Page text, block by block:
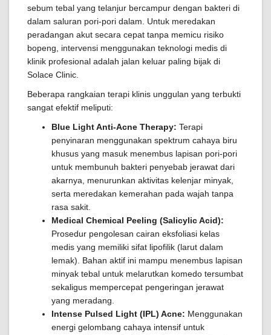
sebum tebal yang telanjur bercampur dengan bakteri di
dalam saluran pori-pori dalam. Untuk meredakan
peradangan akut secara cepat tanpa memicu risiko
bopeng, intervensi menggunakan teknologi medis di
klinik profesional adalah jalan keluar paling bijak di
Solace Clinic.
Beberapa rangkaian terapi klinis unggulan yang terbukti
sangat efektif meliputi:
Blue Light Anti-Acne Therapy: Terapi
penyinaran menggunakan spektrum cahaya biru
khusus yang masuk menembus lapisan pori-pori
untuk membunuh bakteri penyebab jerawat dari
akarnya, menurunkan aktivitas kelenjar minyak,
serta meredakan kemerahan pada wajah tanpa
rasa sakit.
Medical Chemical Peeling (Salicylic Acid):
Prosedur pengolesan cairan eksfoliasi kelas
medis yang memiliki sifat lipofilik (larut dalam
lemak). Bahan aktif ini mampu menembus lapisan
minyak tebal untuk melarutkan komedo tersumbat
sekaligus mempercepat pengeringan jerawat
yang meradang.
Intense Pulsed Light (IPL) Acne: Menggunakan
energi gelombang cahaya intensif untuk